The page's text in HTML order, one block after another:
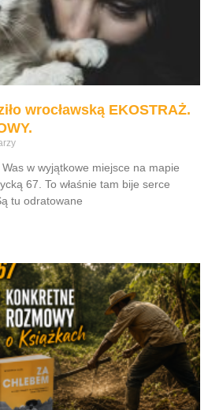
wrocławską EKOSTRAŻ.
w wyjątkowe miejsce na mapie
67. To właśnie tam bije serce
tu odratowane